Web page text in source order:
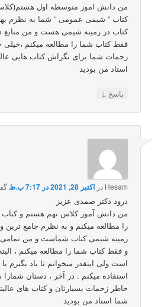
من دانش اموز متوسطه اول
کتاب ” شیمی عمومی ” شما به نظرم
کتاب در زمینه شیمی هست و من منابع
فقط کتاب شما را مطالعه میکنم ،خیلی
زحمات شما برای نگراش کتاب هایی
استاد من بودید
پاسخ ↓
Hesam دراکتبر 28, 2021 در 7:17 ب.ظ
درود دکتر صمدی عزیز
من دانش آموز کلاس نهم هستم و
را مطالعه میکنم و به نظرم جامع ترین
زمینه شیمی کتاب شماست و من تمامی
و فقط کتاب شما را مطالعه میکنم ،
است ولی اینقدر میخوانم تا یاد بگیرم
استفاده میکنم . در آخر ، دستان
خاطر زحمات بسیارتان و کتاب های
شما استاد من بودید